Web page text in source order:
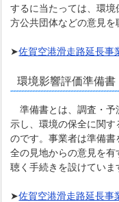
するに当たっては、環
方公共団体などの意見を
➤佐賀空港滑走路延長
環境影響評価準備書
準備書とは、調査・予
示し、環境の保全に関
のです。事業者は準備
全の見地からの意見を
聴く手続きを設けていま
➤佐賀空港滑走路延長